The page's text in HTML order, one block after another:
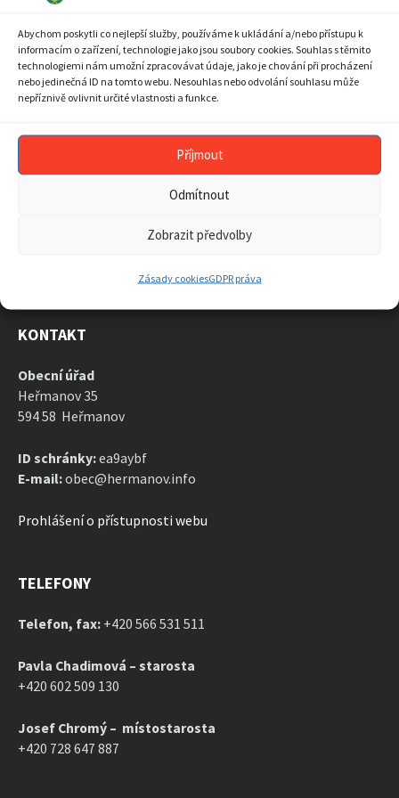
Abychom poskytli co nejlepší služby, používáme k ukládání a/nebo přístupu k
informacím o zařízení, technologie jako jsou soubory cookies. Souhlas s těmito
technologiemi nám umožní zpracovávat údaje, jako je chování při procházení
nebo jedinečná ID na tomto webu. Nesouhlas nebo odvolání souhlasu může
nepříznivě ovlivnit určité vlastnosti a funkce.
Příjmout
Odmítnout
Zobrazit předvolby
Zásady cookiesGDPR práva
17
18 19 20 21 22
23
24
25 26 27 28 29
30
31
1 2 3
to
ARCHIV AKTUALIT
KONTAKT
Obecní úřad
Heřmanov 35
594 58 Heřmanov
ID schránky:ea9aybf
E-mail:obec@hermanov.info
Prohlášení o přístupnosti webu
TELEFONY
Telefon, fax: +420 566 531 511
Pavla Chadimová – starosta
+420 602 509 130
Josef Chromý – místostarosta
+420 728 647 887